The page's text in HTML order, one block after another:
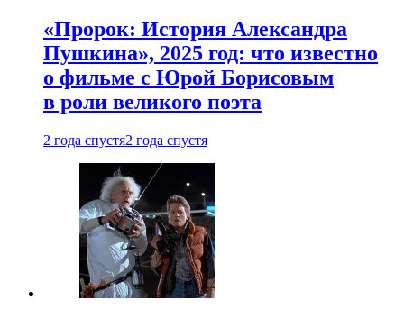
«Пророк: История Александра
Пушкина», 2025 год: что известно
о фильме с Юрой Борисовым
в роли великого поэта
2 года спустя2 года спустя